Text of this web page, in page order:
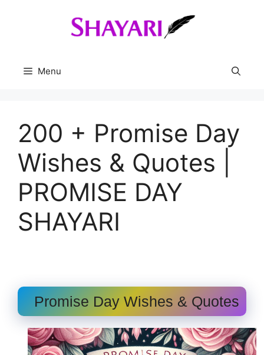
Menu
200 + Promise Day
Wishes & Quotes |
PROMISE DAY
SHAYARI
Promise Day Wishes & Quotes